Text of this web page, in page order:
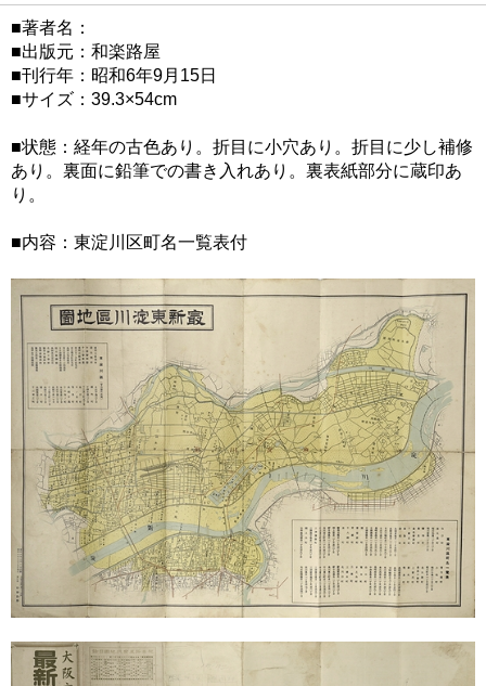
■著者名：
■出版元：和楽路屋
■刊行年：昭和6年9月15日
■サイズ：39.3×54cm
■状態：経年の古色あり。折目に小穴あり。折目に少し補修
あり。裏面に鉛筆での書き入れあり。裏表紙部分に蔵印あ
り。
■内容：東淀川区町名一覧表付